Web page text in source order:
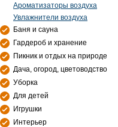
Ароматизаторы воздуха
Увлажнители воздуха
Баня и сауна
Гардероб и хранение
Пикник и отдых на природе
Дача, огород, цветоводство
Уборка
Для детей
Игрушки
Интерьер